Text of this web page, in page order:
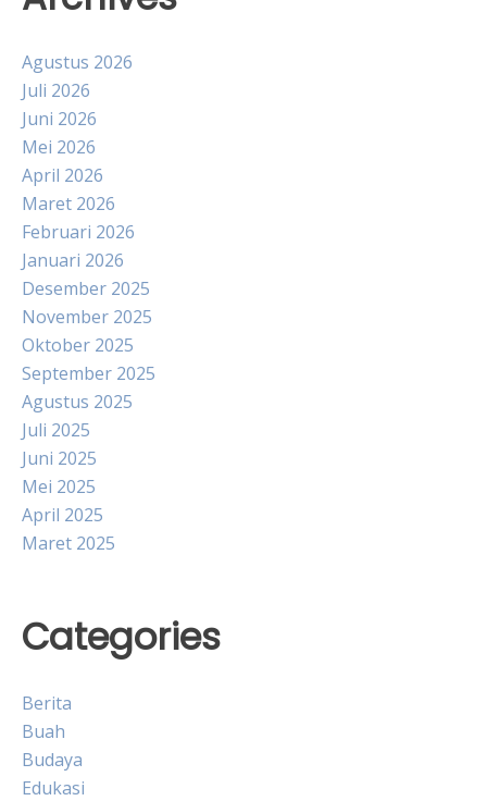
Agustus 2026
Juli 2026
Juni 2026
Mei 2026
April 2026
Maret 2026
Februari 2026
Januari 2026
Desember 2025
November 2025
Oktober 2025
September 2025
Agustus 2025
Juli 2025
Juni 2025
Mei 2025
April 2025
Maret 2025
Categories
Berita
Buah
Budaya
Edukasi